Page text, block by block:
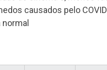
causados pelo
normal